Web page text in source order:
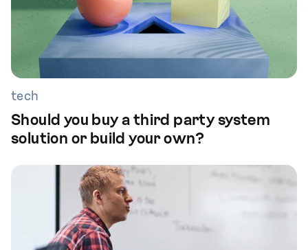
tech
Should you buy a third party system
solution or build your own?